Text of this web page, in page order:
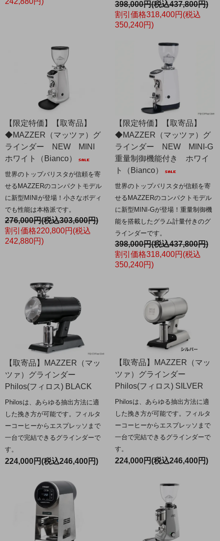
398,000円(税込437,800円)
割引価格318,400円(税込
350,240円)
【限定特価】【取寄品】
◆MAZZER（マッツァ）グ
ラインダー NEW MINI
ホワイト（Bianco）
世界のトップバリスタが信頼を寄
せるMAZZERのコンパクトモデル
に新型MINIが登場！小さなボディ
でも性能は本格派です。
276,000円(税込303,600円)
割引価格220,800円(税込
242,880円)
【限定特価】【取寄品】
◆MAZZER（マッツァ）グ
ラインダー NEW MINI-G
重量制御機能付き ホワイ
ト（Bianco）
世界のトップバリスタが信頼を寄
せるMAZZERのコンパクトモデル
に新型MINI-Gが登場！重量制御機
能を搭載したグラム計量付きのグ
ラインダーです。
398,000円(税込437,800円)
割引価格318,400円(税込
350,240円)
【取寄品】MAZZER（マッ
ツァ）グラインダー
Philos(フィロス) BLACK
Philosは、あらゆる抽出方法に適
した挽き方が可能です。フィルタ
ーコーヒーからエスプレッソまで
一台で完結できるグラインダーで
す。
224,000円(税込246,400円)
【取寄品】MAZZER（マッ
ツァ）グラインダー
Philos(フィロス) SILVER
Philosは、あらゆる抽出方法に適
した挽き方が可能です。フィルタ
ーコーヒーからエスプレッソまで
一台で完結できるグラインダーで
す。
224,000円(税込246,400円)